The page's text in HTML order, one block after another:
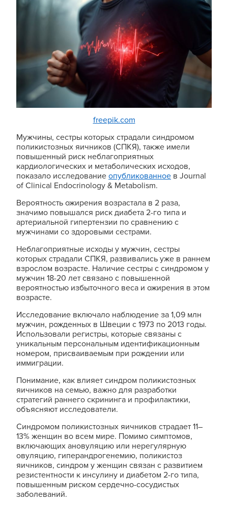
freepik.com
Мужчины, сестры которых страдали синдромом
поликистозных яичников (СПКЯ), также имели
повышенный риск неблагоприятных
кардиологических и метаболических исходов,
показало исследование опубликованное в Journal
of Clinical Endocrinology & Metabolism.
Вероятность ожирения возрастала в 2 раза,
значимо повышался риск диабета 2-го типа и
артериальной гипертензии по сравнению с
мужчинами со здоровыми сестрами.
Неблагоприятные исходы у мужчин, сестры
которых страдали СПКЯ, развивались уже в раннем
взрослом возрасте. Наличие сестры с синдромом у
мужчин 18-20 лет связано с повышенной
вероятностью избыточного веса и ожирения в этом
возрасте.
Исследование включало наблюдение за 1,09 млн
мужчин, рожденных в Швеции с 1973 по 2013 годы.
Использовали регистры, которые связаны с
уникальным персональным идентификационным
номером, присваиваемым при рождении или
иммиграции.
Понимание, как влияет синдром поликистозных
яичников на семью, важно для разработки
стратегий раннего скрининга и профилактики,
объясняют исследователи.
Синдромом поликистозных яичников страдает 11–
13% женщин во всем мире. Помимо симптомов,
включающих ановуляцию или нерегулярную
овуляцию, гиперандрогенемию, поликистоз
яичников, синдром у женщин связан с развитием
резистентности к инсулину и диабетом 2-го типа,
повышенным риском сердечно-сосудистых
заболеваний.